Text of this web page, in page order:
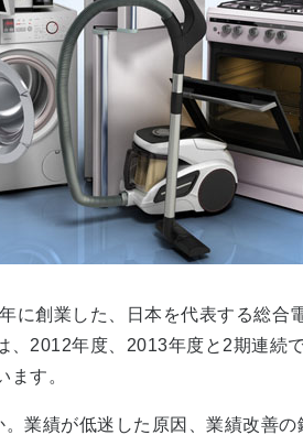
創業した、日本を代表する総合
2012年度、2013年度と2期連続
す。
業績が低迷した原因、業績改善